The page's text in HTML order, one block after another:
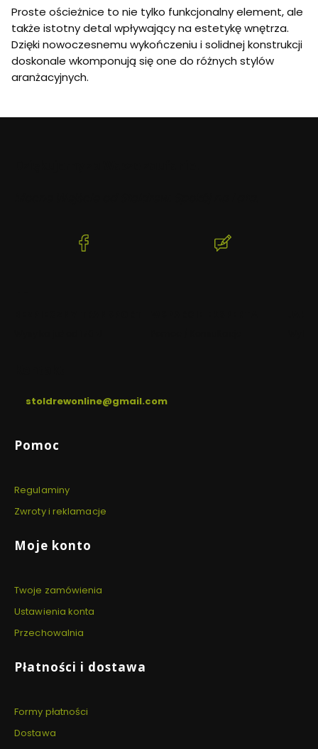
Proste ościeżnice to nie tylko funkcjonalny element, ale
także istotny detal wpływający na estetykę wnętrza.
Dzięki nowoczesnemu wykończeniu i solidnej konstrukcji
doskonale wkomponują się one do różnych stylów
aranżacyjnych.
(Otwiera
stoldrewonline@gmail.com
Linki w stopce
Pomoc
Regulaminy
Zwroty i reklamacje
Moje konto
Twoje zamówienia
Ustawienia konta
Przechowalnia
Płatności i dostawa
Formy płatności
Dostawa